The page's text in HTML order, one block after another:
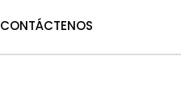
CONTÁCTENOS